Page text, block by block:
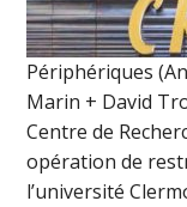
Périphériques
Marin + David
Centre de
opération de
l’université